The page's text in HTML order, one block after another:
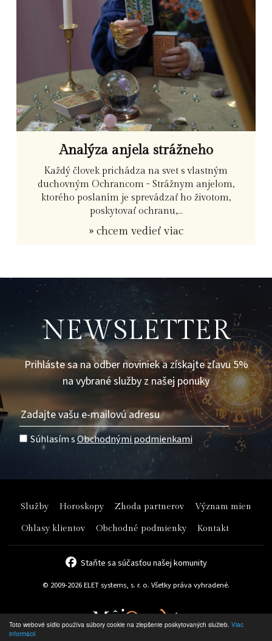
Toto webové sídlo používa súbory cookie na zlepšenie poskytovaných služieb. Viac
informácií
Analýza anjela strážneho
Každý človek prichádza na svet s vlastným
duchovným Ochrancom - Strážnym anjelom,
ktorého poslaním je sprevádzať ho životom,
poskytovať ochranu,...
» chcem vedieť viac
NEWSLETTER
Prihláste sa na odber noviniek a získajte zľavu 5%
na vybrané služby z našej ponuky
Súhlasím sObchodnými podmienkami
Služby Horoskopy Zhoda partnerov Význam mien
Ohlasy klientov Obchodné podmienky Kontakt
Staňte sa súčasťou našej komunity
© 2009-2026 ELET systems, s. r. o. Všetky práva vyhradené.